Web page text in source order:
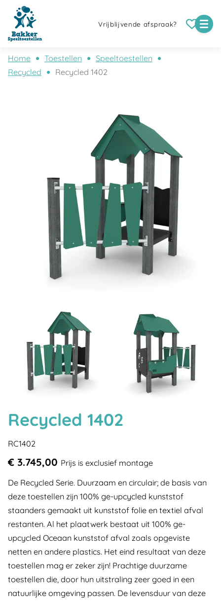
Vrijblijvende afspraak?
Home Toestellen
Speeltoestellen
Recycled
Recycled 1402
Recycled 1402
RC1402
€ 3.745,00 Prijs is exclusief montage
De Recycled Serie. Duurzaam en circulair; de basis van
deze toestellen zijn 100% ge-upcycled kunststof
staanders gemaakt uit kunststof folie en textiel afval
restanten. Al het plaatwerk bestaat uit 100% ge-
upcycled Oceaan kunststof afval zoals opgeviste
netten en andere plastics. Het eind resultaat van deze
toestellen mag er zeker zijn! Prachtige duurzame
toestellen die, door hun uitstraling zeer goed in een
natuurlijke omgeving passen. De levensduur van deze